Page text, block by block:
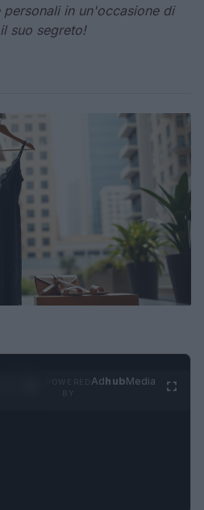
in un'occasione di
suo segreto!
AdhubMedia